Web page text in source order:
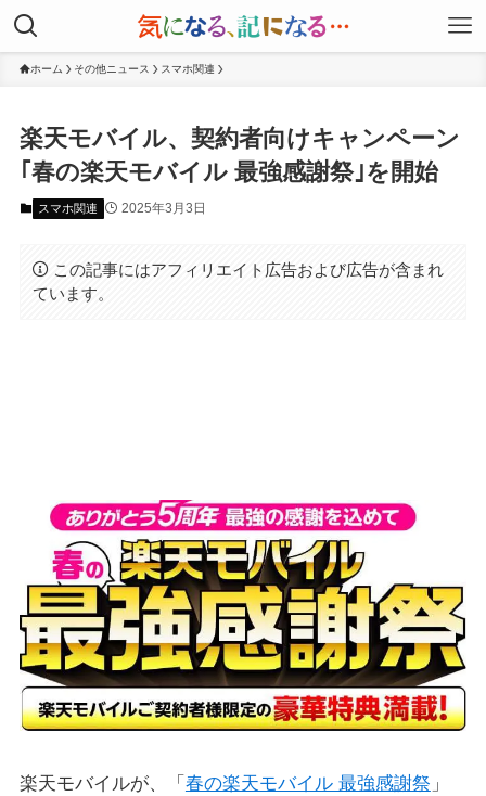
ホーム その他ニュース スマホ関連
楽天モバイル、契約者向けキャンペーン
｢春の楽天モバイル 最強感謝祭｣を開始
スマホ関連 2025年3月3日
この記事にはアフィリエイト広告および広告が含まれ
ています。
楽天モバイルが、「 春の楽天モバイル 最強感謝祭 」